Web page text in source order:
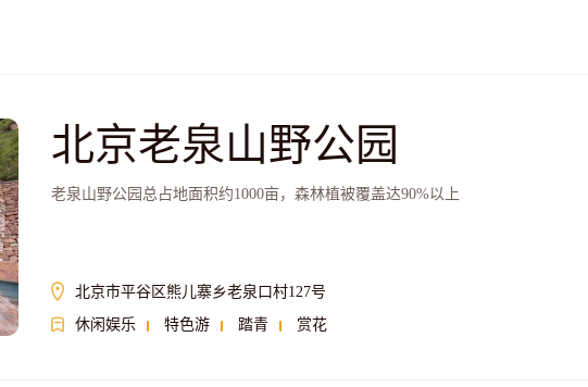
北京老泉山野公园
老泉山野公园总占地面积约1000亩，森林植被覆盖达90%以上
北京市平谷区熊儿寨乡老泉口村127号
休闲娱乐
特色游 踏青 赏花